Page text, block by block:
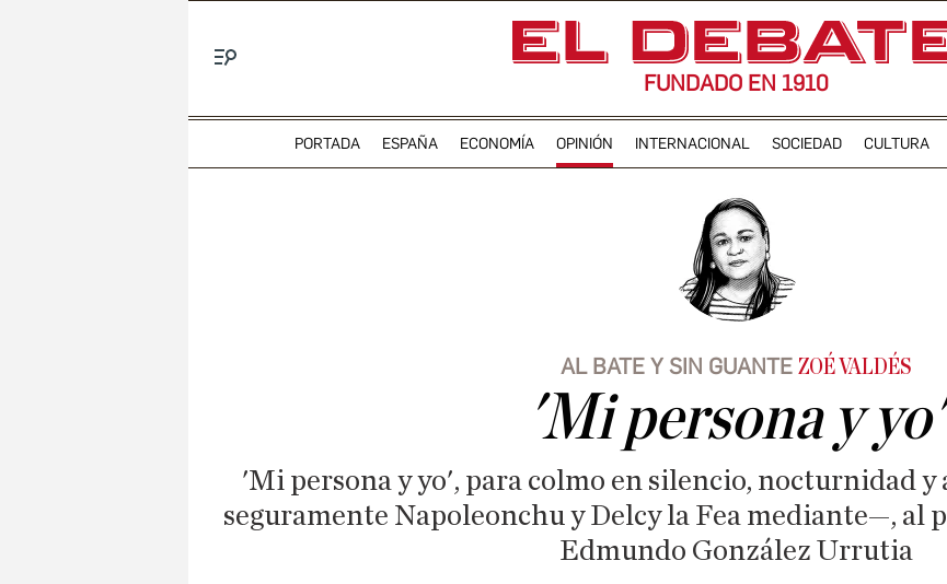
FUNDADO EN 1910
PORTADA ESPAÑA ECONOMÍA OPINIÓN INTERNACIONAL SOCIEDAD CULTURA
AL BATE Y SIN GUANTE ZOÉ VALDÉS
'Mi persona y yo'
'Mi persona y yo', para colmo en silencio, nocturnidad y
seguramente Napoleonchu y Delcy la Fea mediante—, al
Edmundo González Urrutia